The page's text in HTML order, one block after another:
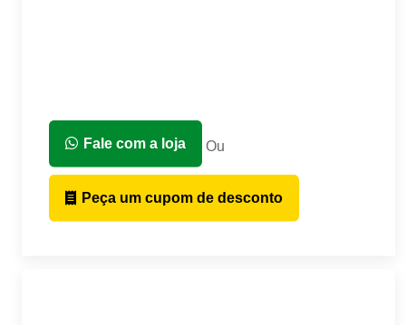
Fale com a loja Ou
Peça um cupom de desconto